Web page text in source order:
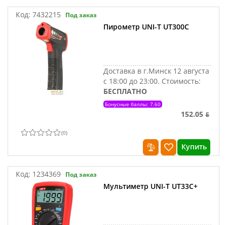
Код: 7432215 Под заказ
Пирометр UNI-T UT300C
Доставка в г.Минск 12 августа
с 18:00 до 23:00. Стоимость:
БЕСПЛАТНО
Бонусные баллы: 7.60
152.05 ƃ
(0)
Купить
Код: 1234369 Под заказ
Мультиметр UNI-T UT33C+